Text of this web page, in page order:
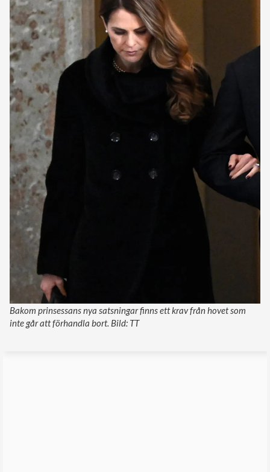
Bakom prinsessans nya satsningar finns ett krav från hovet som
inte går att förhandla bort. Bild: TT